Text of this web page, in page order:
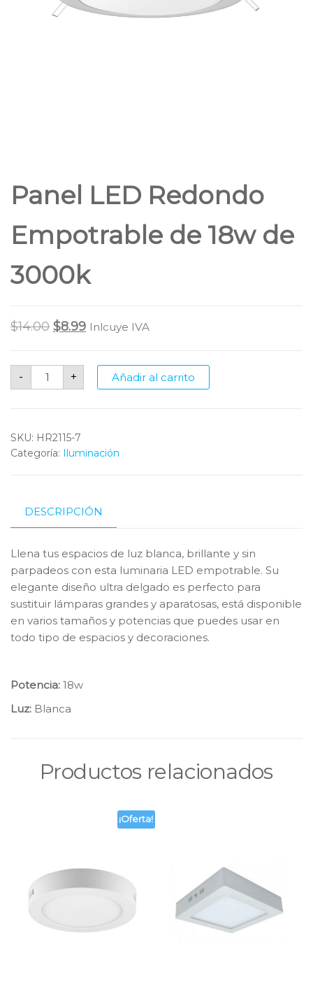
Panel LED Redondo
Empotrable de 18w de
3000k
$14.00 Original
was:
$8.99Current
$8.99.
Inlcuye IVA
-
Panel
LED
Redondo
de
3000k
cantidad
+ Añadir al carrito
SKU: HR2115-7
Categoría: Iluminación
DESCRIPCIÓN
Llena tus espacios de luz blanca, brillante y sin
parpadeos con esta luminaria LED empotrable. Su
elegante diseño ultra delgado es perfecto para
sustituir lámparas grandes y aparatosas, está disponible
en varios tamaños y potencias que puedes usar en
todo tipo de espacios y decoraciones.
Potencia: 18w
Luz: Blanca
Productos relacionados
¡Oferta!